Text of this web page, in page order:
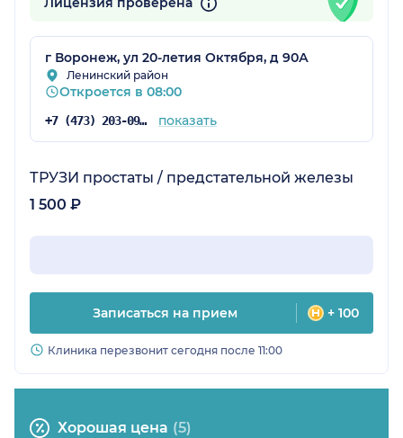
г Воронеж, ул 20-летия Октября, д 90А
Ленинский район
Откроется в 08:00
+7 (473) 203-09-04 показать
ТРУЗИ простаты / предстательной железы
1 500 ₽
Записаться на прием + 100
Клиника перезвонит сегодня после 11:00
Хорошая цена (5)